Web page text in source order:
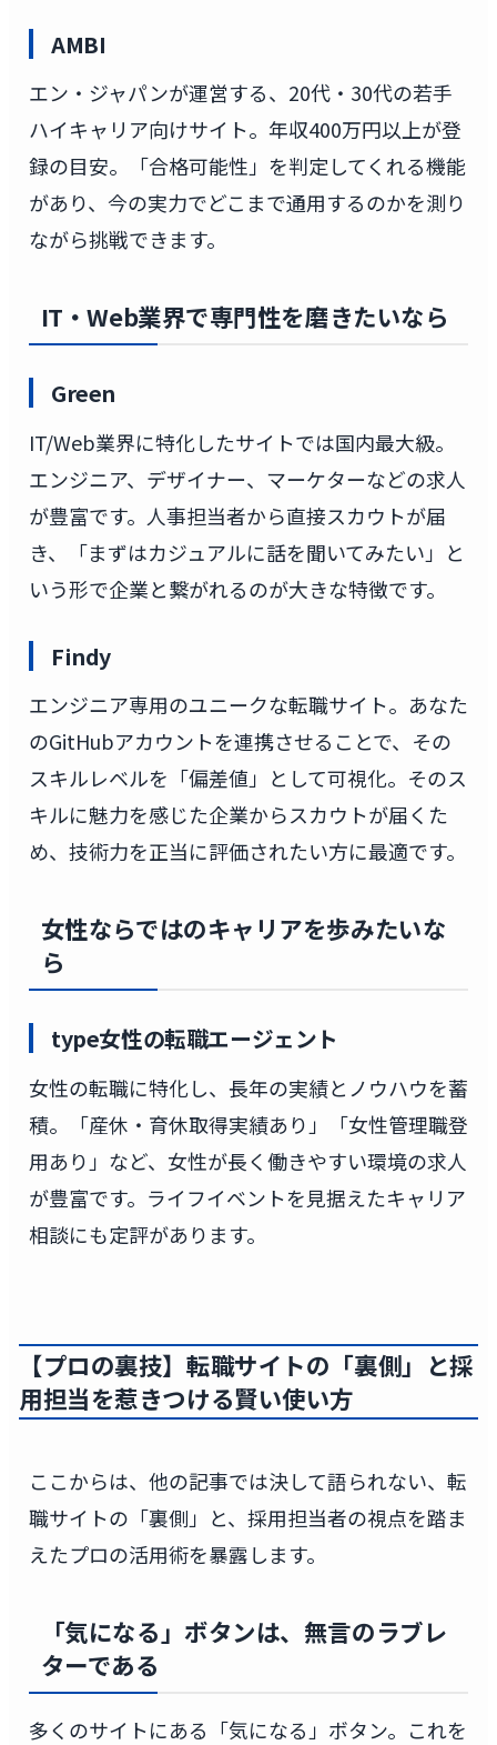
AMBI
エン・ジャパンが運営する、20代・30代の若手
ハイキャリア向けサイト。年収400万円以上が登
録の目安。「合格可能性」を判定してくれる機能
があり、今の実力でどこまで通用するのかを測り
ながら挑戦できます。
IT・Web業界で専門性を磨きたいなら
Green
IT/Web業界に特化したサイトでは国内最大級。
エンジニア、デザイナー、マーケターなどの求人
が豊富です。人事担当者から直接スカウトが届
き、「まずはカジュアルに話を聞いてみたい」と
いう形で企業と繋がれるのが大きな特徴です。
Findy
エンジニア専用のユニークな転職サイト。あなた
のGitHubアカウントを連携させることで、その
スキルレベルを「偏差値」として可視化。そのス
キルに魅力を感じた企業からスカウトが届くた
め、技術力を正当に評価されたい方に最適です。
女性ならではのキャリアを歩みたいな
ら
type女性の転職エージェント
女性の転職に特化し、長年の実績とノウハウを蓄
積。「産休・育休取得実績あり」「女性管理職登
用あり」など、女性が長く働きやすい環境の求人
が豊富です。ライフイベントを見据えたキャリア
相談にも定評があります。
【プロの裏技】転職サイトの「裏側」と採
用担当を惹きつける賢い使い方
ここからは、他の記事では決して語られない、転
職サイトの「裏側」と、採用担当者の視点を踏ま
えたプロの活用術を暴露します。
「気になる」ボタンは、無言のラブレ
ターである
多くのサイトにある「気になる」ボタン。これを